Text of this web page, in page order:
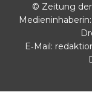
© Zeitung
Medieninhaberin:
E‑Mail: